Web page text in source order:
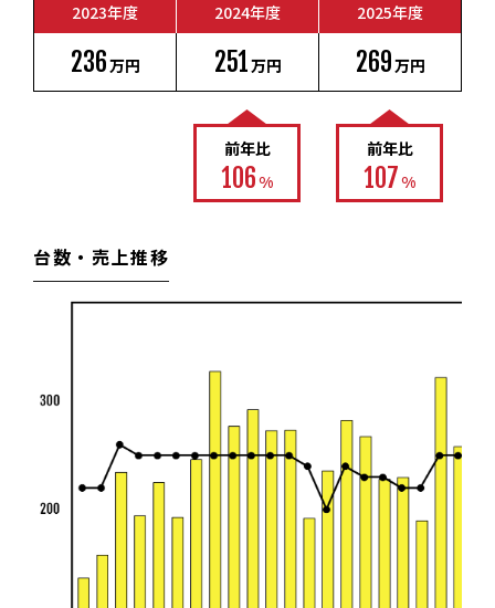
2023年度 2024年度 2025年度
236万円 251万円 269万円
前年比
106%
前年比
107%
台数・売上推移